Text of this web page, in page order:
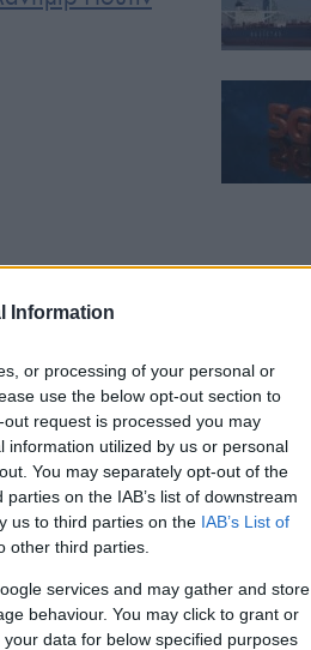
Information
or processing of your personal or
use the below opt-out section to
request is processed you may
utilized by us or personal
You may separately opt-out of the
on the IAB’s list of downstream
us to third parties on the IAB’s List of
other third parties.
services and may gather and store
behaviour. You may click to grant or
data for below specified purposes
Send